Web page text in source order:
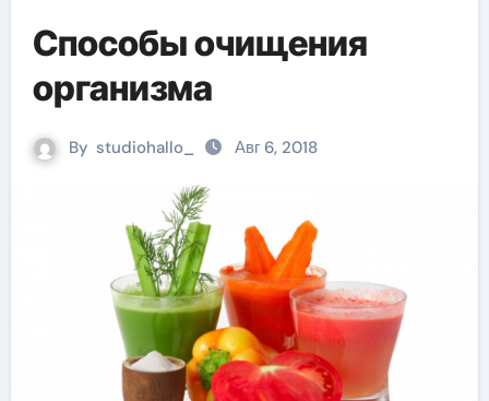
Способы очищения
организма
By studiohallo_ Авг 6, 2018